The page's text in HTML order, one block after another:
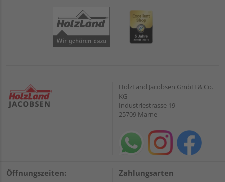
HolzLand Jacobsen GmbH & Co.
KG
Industriestrasse 19
25709 Marne
Öffnungszeiten: Zahlungsarten